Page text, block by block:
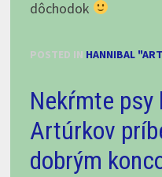
dôchodok
POSTED IN HANNIBAL
Nekŕmte psy
Artúrkov
dobrým